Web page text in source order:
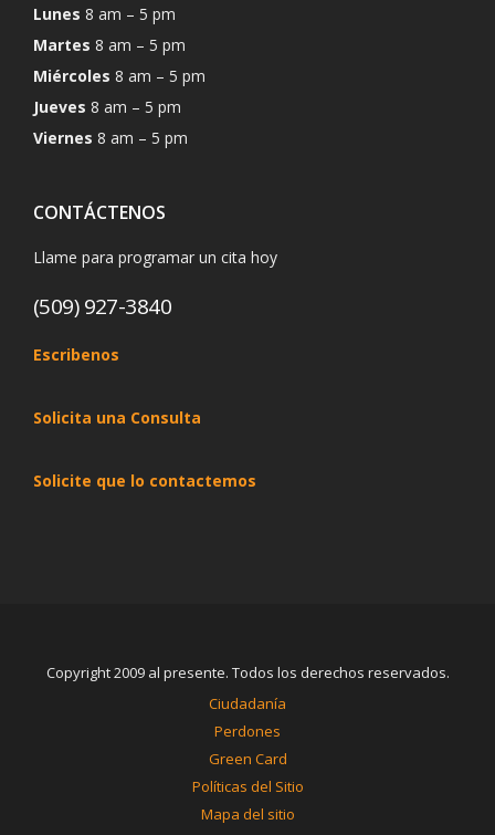
Lunes 8 am – 5 pm
Martes 8 am – 5 pm
Miércoles 8 am – 5 pm
Jueves 8 am – 5 pm
Viernes 8 am – 5 pm
CONTÁCTENOS
Llame para programar un cita hoy
(509) 927-3840
Escribenos
Solicita una Consulta
Solicite que lo contactemos
Copyright 2009 al presente. Todos los derechos reservados.
Ciudadanía
Perdones
Green Card
Políticas del Sitio
Mapa del sitio